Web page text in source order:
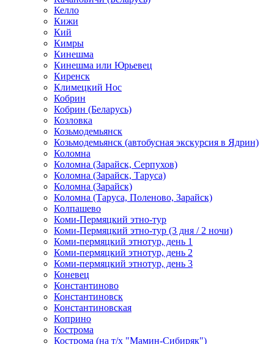
Келло
Кижи
Кий
Кимры
Кинешма
Кинешма или Юрьевец
Киренск
Климецкий Нос
Кобрин
Кобрин (Беларусь)
Козловка
Козьмодемьянск
Козьмодемьянск (автобусная экскурсия в Ядрин)
Коломна
Коломна (Зарайск, Серпухов)
Коломна (Зарайск, Таруса)
Коломна (Зарайск)
Коломна (Таруса, Поленово, Зарайск)
Колпашево
Коми-Пермяцкий этно-тур
Коми-Пермяцкий этно-тур (3 дня / 2 ночи)
Коми-пермяцкий этнотур, день 1
Коми-пермяцкий этнотур, день 2
Коми-пермяцкий этнотур, день 3
Коневец
Константиново
Константиновск
Константиновская
Коприно
Кострома
Кострома (на т/х "Мамин-Сибиряк")